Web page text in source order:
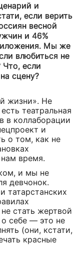
и
если верить
весной
и 46%
Мы же
влюбиться не
Что, если
сцену?
жизни». Не
театральная
в коллаборации
и
о том, как не
время.
и мы не
девчонок.
татарстанских
стать жертвой
о себе — это не
(они, кстати,
красные